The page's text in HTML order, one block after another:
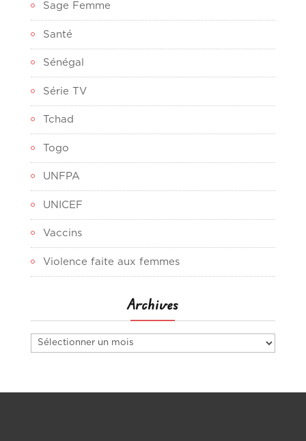
Sage Femme
Santé
Sénégal
Série TV
Tchad
Togo
UNFPA
UNICEF
Vaccins
Violence faite aux femmes
Archives
Archives